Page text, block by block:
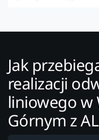
Jak
realizacji
liniowego w
Górnym z